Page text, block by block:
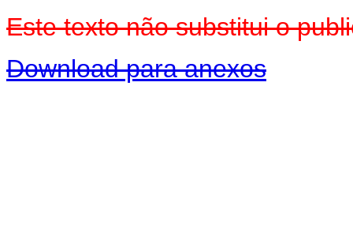
Este texto não substitui o
Download para anexos